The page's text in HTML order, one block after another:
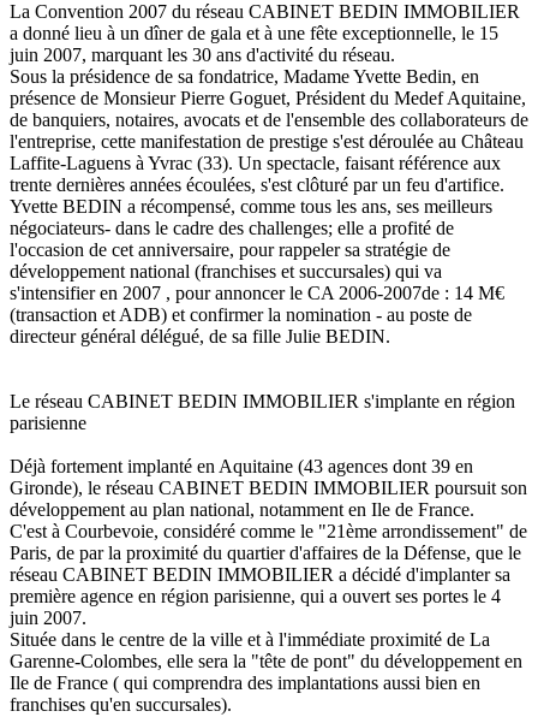
La Convention 2007 du réseau CABINET BEDIN IMMOBILIER
a donné lieu à un dîner de gala et à une fête exceptionnelle, le 15
juin 2007, marquant les 30 ans d'activité du réseau.
Sous la présidence de sa fondatrice, Madame Yvette Bedin, en
présence de Monsieur Pierre Goguet, Président du Medef Aquitaine,
de banquiers, notaires, avocats et de l'ensemble des collaborateurs de
l'entreprise, cette manifestation de prestige s'est déroulée au Château
Laffite-Laguens à Yvrac (33). Un spectacle, faisant référence aux
trente dernières années écoulées, s'est clôturé par un feu d'artifice.
Yvette BEDIN a récompensé, comme tous les ans, ses meilleurs
négociateurs- dans le cadre des challenges; elle a profité de
l'occasion de cet anniversaire, pour rappeler sa stratégie de
développement national (franchises et succursales) qui va
s'intensifier en 2007 , pour annoncer le CA 2006-2007de : 14 M€
(transaction et ADB) et confirmer la nomination - au poste de
directeur général délégué, de sa fille Julie BEDIN.
Le réseau CABINET BEDIN IMMOBILIER s'implante en région
parisienne
Déjà fortement implanté en Aquitaine (43 agences dont 39 en
Gironde), le réseau CABINET BEDIN IMMOBILIER poursuit son
développement au plan national, notamment en Ile de France.
C'est à Courbevoie, considéré comme le "21ème arrondissement" de
Paris, de par la proximité du quartier d'affaires de la Défense, que le
réseau CABINET BEDIN IMMOBILIER a décidé d'implanter sa
première agence en région parisienne, qui a ouvert ses portes le 4
juin 2007.
Située dans le centre de la ville et à l'immédiate proximité de La
Garenne-Colombes, elle sera la "tête de pont" du développement en
Ile de France ( qui comprendra des implantations aussi bien en
franchises qu'en succursales).